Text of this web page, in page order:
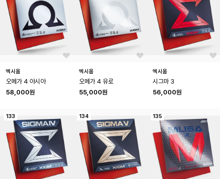
엑시옴
오메가 4 아시아
58,000원
엑시옴
오메가 4 유로
55,000원
엑시옴
시그마 3
56,000원
133 134 135